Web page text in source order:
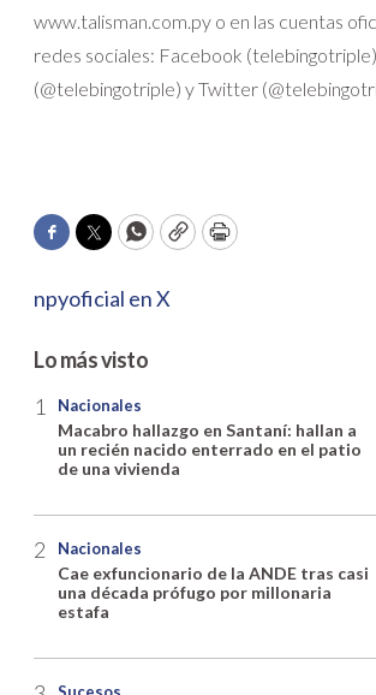
www.talisman.com.py o en las cuentas
redes sociales: Facebook
(@telebingotriple) y Twitter
Facebook
TwitterWhatsApp
CopyPrint
npyoficial en X
Lo más visto
Nacionales
Macabro hallazgo en Santaní: hallan a
un recién nacido enterrado en el patio
de una vivienda
Nacionales
Cae exfuncionario de la ANDE tras casi
una década prófugo por millonaria
estafa
Sucesos